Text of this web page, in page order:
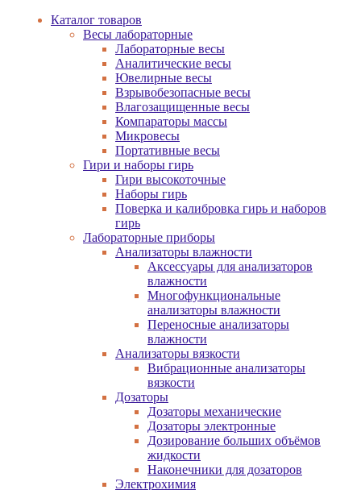
Каталог товаров
Весы лабораторные
Лабораторные весы
Аналитические весы
Ювелирные весы
Взрывобезопасные весы
Влагозащищенные весы
Компараторы массы
Микровесы
Портативные весы
Гири и наборы гирь
Гири высокоточные
Наборы гирь
Поверка и калибровка гирь и наборов
гирь
Лабораторные приборы
Анализаторы влажности
Аксессуары для анализаторов
влажности
Многофункциональные
анализаторы влажности
Переносные анализаторы
влажности
Анализаторы вязкости
Вибрационные анализаторы
вязкости
Дозаторы
Дозаторы механические
Дозаторы электронные
Дозирование больших объёмов
жидкости
Наконечники для дозаторов
Электрохимия